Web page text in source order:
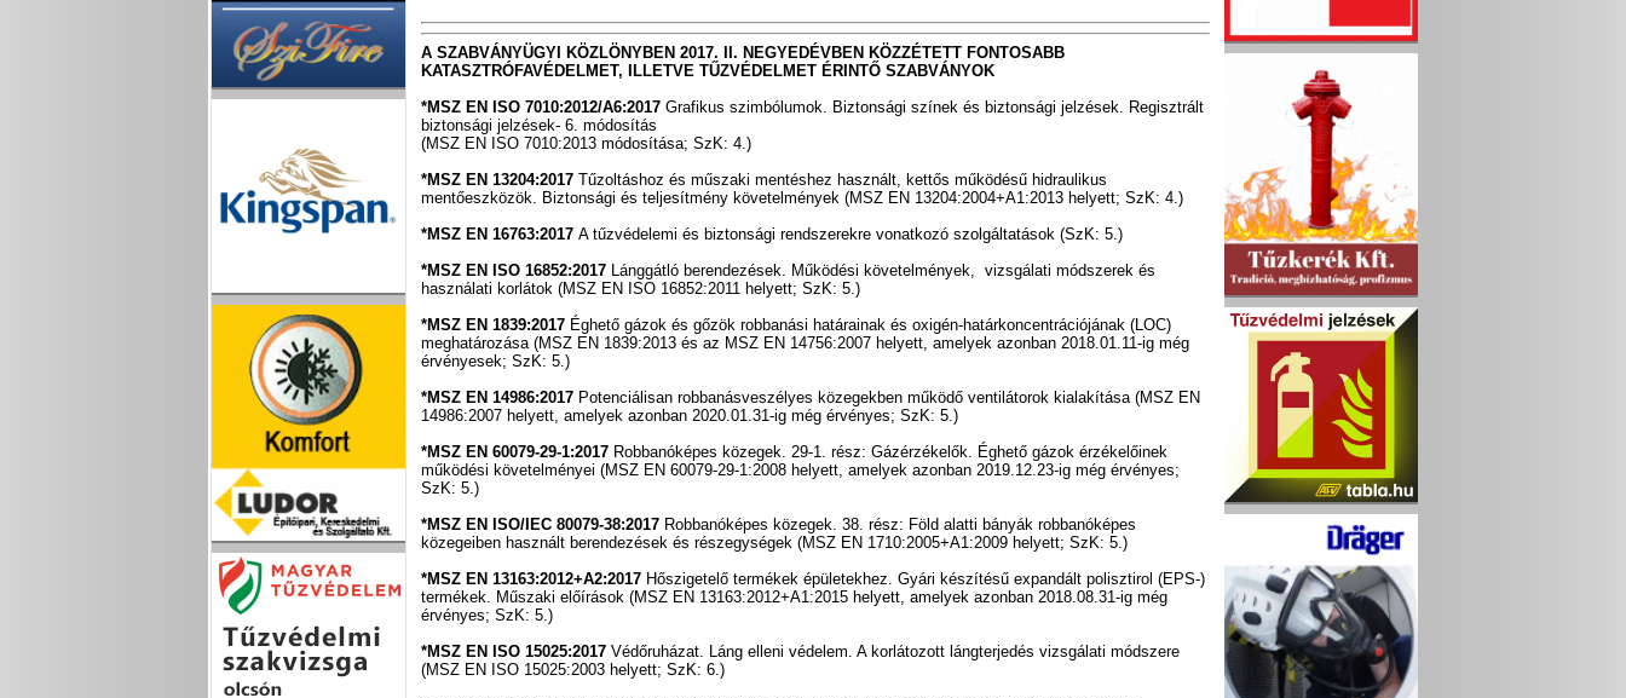
A SZABVÁNYÜGYI KÖZLÖNYBEN 2017. II. NEGYEDÉVBEN KÖZZÉTETT FONTOSABB
KATASZTRÓFAVÉDELMET, ILLETVE TŰZVÉDELMET ÉRINTŐ SZABVÁNYOK
*MSZ EN ISO 7010:2012/A6:2017 Grafikus szimbólumok. Biztonsági színek és biztonsági jelzések. Regisztrált
biztonsági jelzések- 6. módosítás
(MSZ EN ISO 7010:2013 módosítása; SzK: 4.)
*MSZ EN 13204:2017 Tűzoltáshoz és műszaki mentéshez használt, kettős működésű hidraulikus
mentőeszközök. Biztonsági és teljesítmény követelmények (MSZ EN 13204:2004+A1:2013 helyett; SzK: 4.)
*MSZ EN 16763:2017A tűzvédelemi és biztonsági rendszerekre vonatkozó szolgáltatások (SzK: 5.)
*MSZ EN ISO 16852:2017 Lánggátló berendezések. Működési követelmények, vizsgálati módszerek és
használati korlátok (MSZ EN ISO 16852:2011 helyett; SzK: 5.)
*MSZ EN 1839:2017 Éghető gázok és gőzök robbanási határainak és oxigén-határkoncentrációjának (LOC)
meghatározása (MSZ EN 1839:2013 és az MSZ EN 14756:2007 helyett, amelyek azonban 2018.01.11-ig még
érvényesek; SzK: 5.)
*MSZ EN 14986:2017 Potenciálisan robbanásveszélyes közegekben működő ventilátorok kialakítása (MSZ EN
14986:2007 helyett, amelyek azonban 2020.01.31-ig még érvényes; SzK: 5.)
*MSZ EN 60079-29-1:2017 Robbanóképes közegek. 29-1. rész: Gázérzékelők. Éghető gázok érzékelőinek
működési követelményei (MSZ EN 60079-29-1:2008 helyett, amelyek azonban 2019.12.23-ig még érvényes;
SzK: 5.)
*MSZ EN ISO/IEC 80079-38:2017 Robbanóképes közegek. 38. rész: Föld alatti bányák robbanóképes
közegeiben használt berendezések és részegységek (MSZ EN 1710:2005+A1:2009 helyett; SzK: 5.)
*MSZ EN 13163:2012+A2:2017 Hőszigetelő termékek épületekhez. Gyári készítésű expandált polisztirol (EPS-)
termékek. Műszaki előírások (MSZ EN 13163:2012+A1:2015 helyett, amelyek azonban 2018.08.31-ig még
érvényes; SzK: 5.)
*MSZ EN ISO 15025:2017 Védőruházat. Láng elleni védelem. A korlátozott lángterjedés vizsgálati módszere
(MSZ EN ISO 15025:2003 helyett; SzK: 6.)